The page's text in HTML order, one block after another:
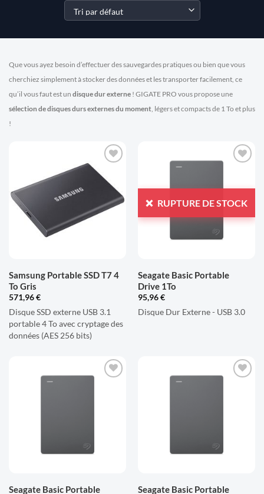
Que vous ayez besoin d’effectuer des sauvegardes pratiques ou bien que vous
cherchiez simplement à stocker des données et les transporter facilement, ce
qu’il vous faut est un disque dur externe ! GIGATE PRO vous propose une
sélection de disques durs externes du moment , légers et compacts de 1 To et plus
!
AJOUTER
D'ENVIES
Samsung Portable SSD T7 4
To Gris
571,96€
Disque SSD externe USB 3.1
portable 4 To avec cryptage des
données (AES 256 bits)
D'ENVIES
RUPTURE DE STOCK
Seagate Basic Portable
Drive 1To
95,96€
Disque Dur Externe - USB 3.0
Seagate Basic Portable
Seagate Basic Portable